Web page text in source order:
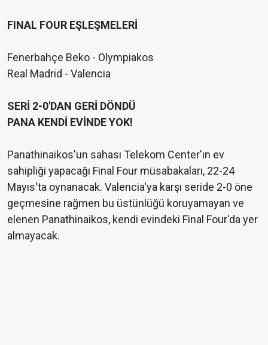
FINAL FOUR EŞLEŞMELERİ
Fenerbahçe Beko - Olympiakos
Real Madrid - Valencia
SERİ 2-0'DAN GERİ DÖNDÜ
PANA KENDİ EVİNDE YOK!
Panathinaikos'un sahası Telekom Center'ın ev
sahipliği yapacağı Final Four müsabakaları, 22-24
Mayıs'ta oynanacak. Valencia'ya karşı seride 2-0 öne
geçmesine rağmen bu üstünlüğü koruyamayan ve
elenen Panathinaikos, kendi evindeki Final Four'da yer
almayacak.